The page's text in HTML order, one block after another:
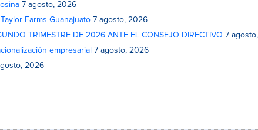
7 agosto, 2026
Farms Guanajuato 7 agosto, 2026
TRIMESTRE DE 2026 ANTE EL CONSEJO DIRECTIVO 7
empresarial 7 agosto, 2026
2026